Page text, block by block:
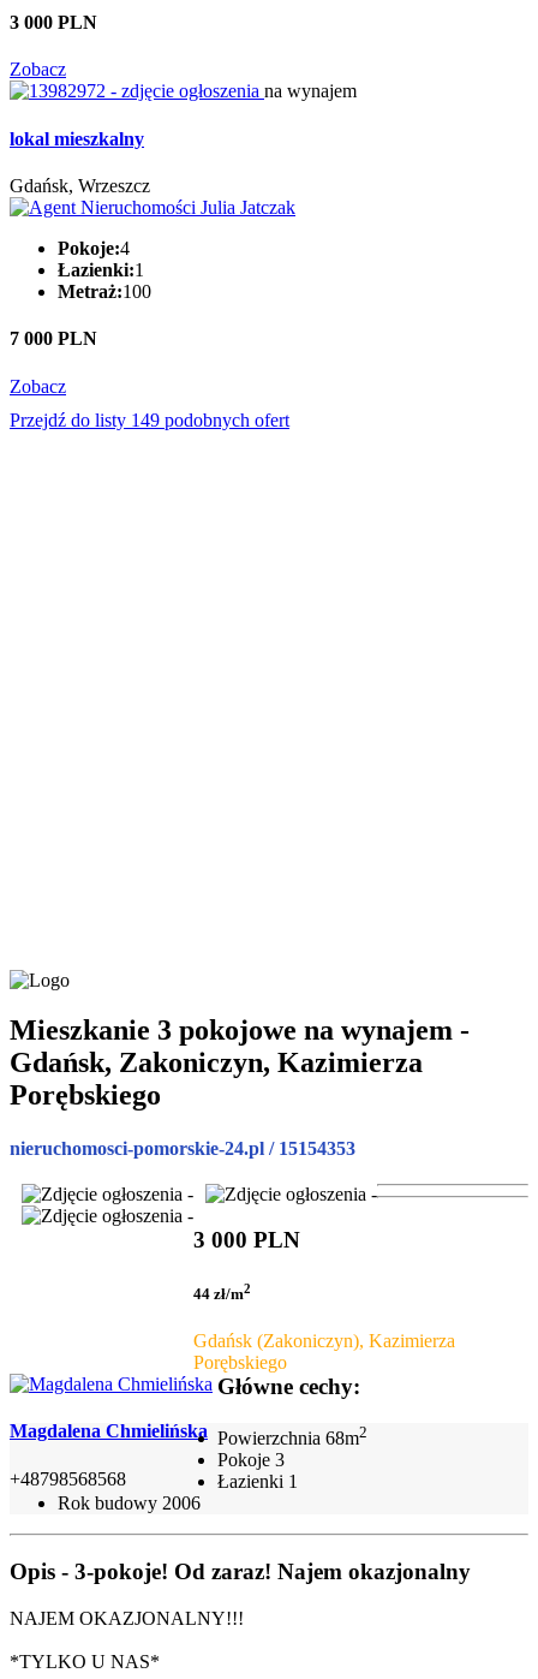
3 000 PLN
Zobacz
na wynajem
lokal mieszkalny
Gdańsk, Wrzeszcz
Pokoje:4
Łazienki:1
Metraż:100
7 000 PLN
Zobacz
Przejdź do listy 149 podobnych ofert
Mieszkanie 3 pokojowe na wynajem -
Gdańsk, Zakoniczyn, Kazimierza
Porębskiego
nieruchomosci-pomorskie-24.pl / 15154353
3 000 PLN
44 zł/m2
Gdańsk (Zakoniczyn), Kazimierza
Porębskiego
Magdalena Chmielińska
+48798568568
Główne cechy:
Powierzchnia 68m2
Pokoje 3
Łazienki 1
Rok budowy 2006
Opis - 3-pokoje! Od zaraz! Najem okazjonalny
NAJEM OKAZJONALNY!!!
*TYLKO U NAS*